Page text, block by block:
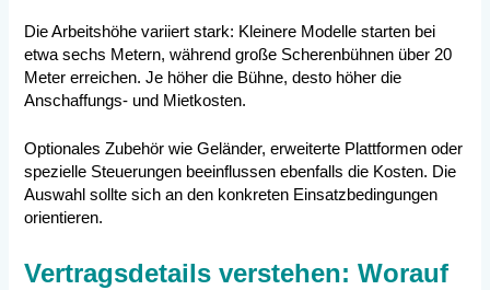
Die Arbeitshöhe variiert stark: Kleinere Modelle starten bei
etwa sechs Metern, während große Scherenbühnen über 20
Meter erreichen. Je höher die Bühne, desto höher die
Anschaffungs- und Mietkosten.
Optionales Zubehör wie Geländer, erweiterte Plattformen oder
spezielle Steuerungen beeinflussen ebenfalls die Kosten. Die
Auswahl sollte sich an den konkreten Einsatzbedingungen
orientieren.
Vertragsdetails verstehen: Worauf